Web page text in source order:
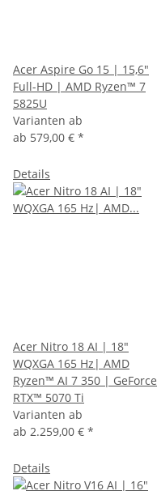
Acer Aspire Go 15 | 15,6"
Full-HD | AMD Ryzen™ 7
5825U
Varianten ab
ab 579,00 € *
Details
Acer Nitro 18 AI | 18"
WQXGA 165 Hz| AMD
Ryzen™ AI 7 350 | GeForce
RTX™ 5070 Ti
Varianten ab
ab 2.259,00 € *
Details